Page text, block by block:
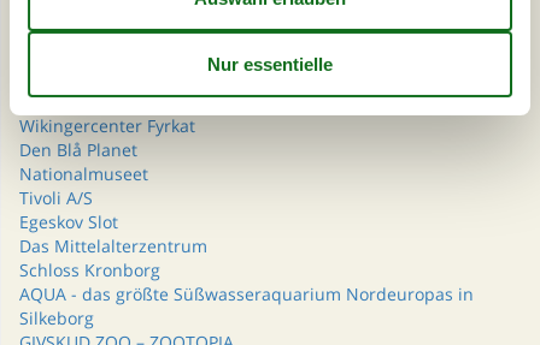
Jesperhus - Blumenpark, Dschungelzoo u. a. m.
BonBon-Land
Freilichtmuseum Hjerl Hede
Djurs Sommerland
Wikingercenter Fyrkat
Den Blå Planet
Nationalmuseet
Tivoli A/S
Egeskov Slot
Das Mittelalterzentrum
Schloss Kronborg
AQUA - das größte Süßwasseraquarium Nordeuropas in
Silkeborg